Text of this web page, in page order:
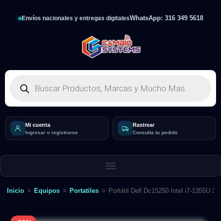
Envíos nacionales y entregas digitalesWhatsApp: 316 349 5618
Mi cuenta
Ingresar o registrarse
Rastrear
Consulta tu pedido
Inicio > Equipos > Portatiles > Portátil Dell Dc15250 Intel i7-1355U